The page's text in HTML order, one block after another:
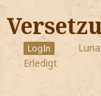
LogIn
Erledigt